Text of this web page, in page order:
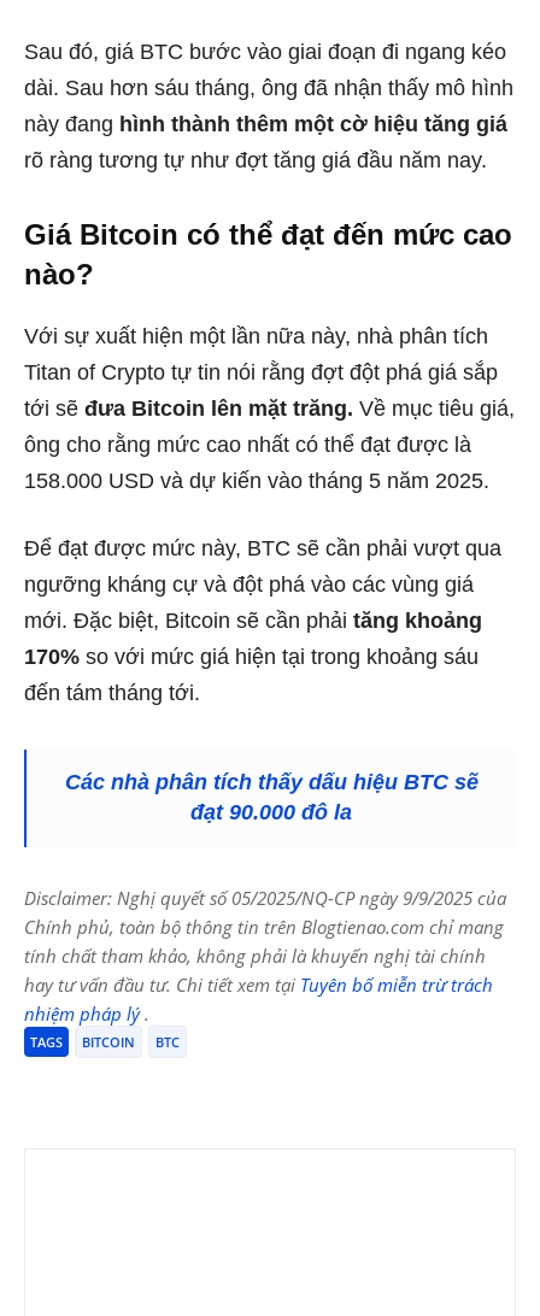
Sau đó, giá BTC bước vào giai đoạn đi ngang kéo
dài. Sau hơn sáu tháng, ông đã nhận thấy mô hình
này đang hình thành thêm một cờ hiệu tăng giá
rõ ràng tương tự như đợt tăng giá đầu năm nay.
Giá Bitcoin có thể đạt đến mức cao
nào?
Với sự xuất hiện một lần nữa này, nhà phân tích
Titan of Crypto tự tin nói rằng đợt đột phá giá sắp
tới sẽ đưa Bitcoin lên mặt trăng. Về mục tiêu giá,
ông cho rằng mức cao nhất có thể đạt được là
158.000 USD và dự kiến vào tháng 5 năm 2025.
Để đạt được mức này, BTC sẽ cần phải vượt qua
ngưỡng kháng cự và đột phá vào các vùng giá
mới. Đặc biệt, Bitcoin sẽ cần phải tăng khoảng
170% so với mức giá hiện tại trong khoảng sáu
đến tám tháng tới.
Các nhà phân tích thấy dấu hiệu BTC sẽ
đạt 90.000 đô la
Disclaimer: Nghị quyết số 05/2025/NQ-CP ngày 9/9/2025 của
Chính phủ, toàn bộ thông tin trên Blogtienao.com chỉ mang
tính chất tham khảo, không phải là khuyến nghị tài chính
hay tư vấn đầu tư. Chi tiết xem tại Tuyên bố miễn trừ trách
nhiệm pháp lý.
TAGS BITCOIN BTC